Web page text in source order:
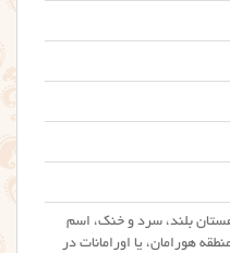
بلند، سرد و خنک، اسم
هورامان، یا اورامانات در